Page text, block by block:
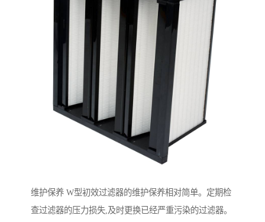
维护保养 W型初效过滤器的维护保养相对简单。定期检
查过滤器的压力损失,及时更换已经严重污染的过滤器。